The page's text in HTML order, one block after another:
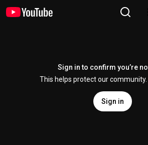
Sign in to confirm you’re
This helps protect our community.
Sign in